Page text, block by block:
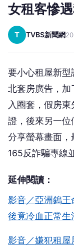
女租客慘
T TVBS新聞網
要小心租屋新
北套房廣告，加
入圈套，假房
證，後來另一
分享螢幕畫面
165反詐騙專線
延伸閱讀：
影音／亞洲鎢
後竟冷血正常生
影音／嫌犯租